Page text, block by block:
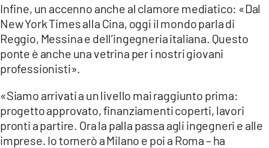
Infine, un accenno anche al clamore mediatico: «Dal
New York Times alla Cina, oggi il mondo parla di
Reggio, Messina e dell’ingegneria italiana. Questo
ponte è anche una vetrina per i nostri giovani
professionisti».
«Siamo arrivati a un livello mai raggiunto prima:
progetto approvato, finanziamenti coperti, lavori
pronti a partire. Ora la palla passa agli ingegneri e alle
imprese. Io tornerò a Milano e poi a Roma – ha